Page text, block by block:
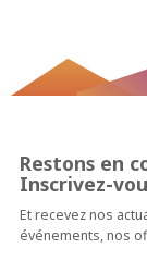
Restons en
Inscrivez-
Et recevez nos
événements, nos